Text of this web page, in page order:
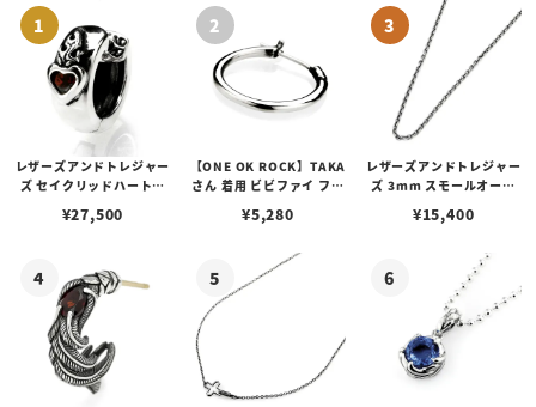
レザーズアンドトレジャー
ズ セイクリッドハートピ
¥27,500
【ONE OK ROCK】TAKA
さん 着用 ビビファイ フー
¥5,280
レザーズアンドトレジャー
ズ 3mm スモールオーバ
ブスタークラスプ＆LTロ
¥15,400